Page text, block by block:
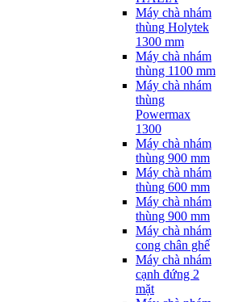
Máy chà nhám
thùng Holytek
1300 mm
Máy chà nhám
thùng 1100 mm
Máy chà nhám
thùng
Powermax
1300
Máy chà nhám
thùng 900 mm
Máy chà nhám
thùng 600 mm
Máy chà nhám
thùng 900 mm
Máy chà nhám
cong chân ghế
Máy chà nhám
cạnh đứng 2
mặt